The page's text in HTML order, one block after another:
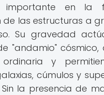
importante en la
de las estructuras a
Su gravedad
"andamio"
y
cúmulos y
la presencia de